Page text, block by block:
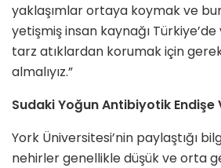
yaklaşımlar ortaya koymak ve
yetişmiş insan kaynağı
tarz atıklardan korumak için
almalıyız.”
Sudaki Yoğun Antibiyotik Endişe
York Üniversitesi’nin paylaştığı
nehirler genellikle düşük ve orta